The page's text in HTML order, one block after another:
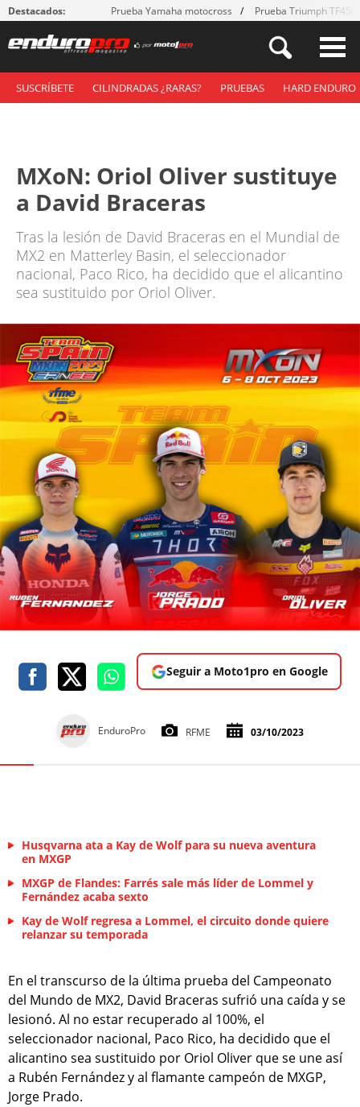
Destacados: Prueba Yamaha motocross Prueba Triumph
SUSCRÍBETE CILINDRADAS ¿RARAS? PRUEBAS HARD ENDURO
MXoN: Oriol Oliver sustituye
a David Braceras
Tras la lesión de David Braceras en el Mundial de
MX2 en Matterley Basin, el seleccionador
nacional, Paco Rico, ha decidido que el alicantino
sea sustituido por Oriol Oliver.
Seguir a Moto1pro en Google
EnduroPro RFME 03/10/2023
Husqvarna ata a Kay de Wolf para su nueva aventura
en MXGP
MXGP de Flandes: Farrés sale más líder de Lommel y
Fernández acaba sexto
Kay de Wolf regresa a Lommel, el circuito donde quiere
relanzar su temporada
En el transcurso de la última prueba del Campeonato
del Mundo de MX2, David Braceras sufrió una caída y se
lesionó. Al no estar recuperado al 100%, el
seleccionador nacional, Paco Rico, ha decidido que el
alicantino sea sustituido por Oriol Oliver que se une así
a Rubén Fernández y al flamante campeón de MXGP,
Jorge Prado.